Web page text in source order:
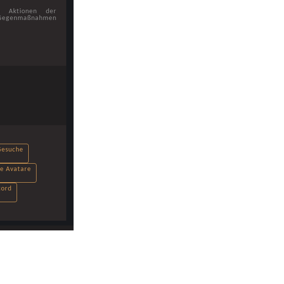
Aktionen der
Avatare